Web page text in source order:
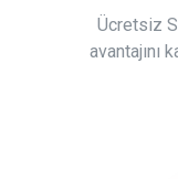
Ücretsiz
avantajını